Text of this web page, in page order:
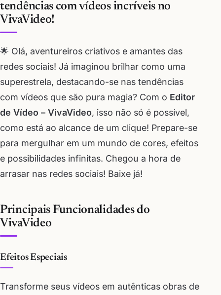
tendências com vídeos incríveis no
VivaVideo!
🌟 Olá, aventureiros criativos e amantes das
redes sociais! Já imaginou brilhar como uma
superestrela, destacando-se nas tendências
com vídeos que são pura magia? Com o Editor
de Vídeo – VivaVideo, isso não só é possível,
como está ao alcance de um clique! Prepare-se
para mergulhar em um mundo de cores, efeitos
e possibilidades infinitas. Chegou a hora de
arrasar nas redes sociais! Baixe já!
Principais Funcionalidades do
VivaVideo
Efeitos Especiais
Transforme seus vídeos em autênticas obras de